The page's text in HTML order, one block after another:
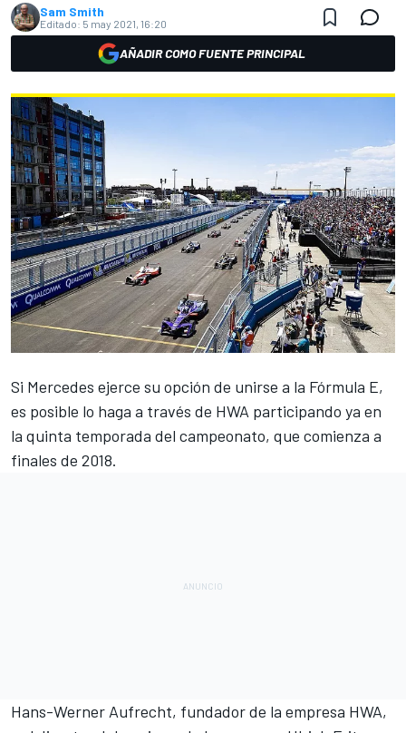
Sam Smith
Editado: 5 may 2021, 16:20
AÑADIR COMO FUENTE PRINCIPAL
Si Mercedes ejerce su opción de unirse a la Fórmula E,
es posible lo haga a través de HWA participando ya en
la quinta temporada del campeonato, que comienza a
finales de 2018.
Hans-Werner Aufrecht, fundador de la empresa HWA,